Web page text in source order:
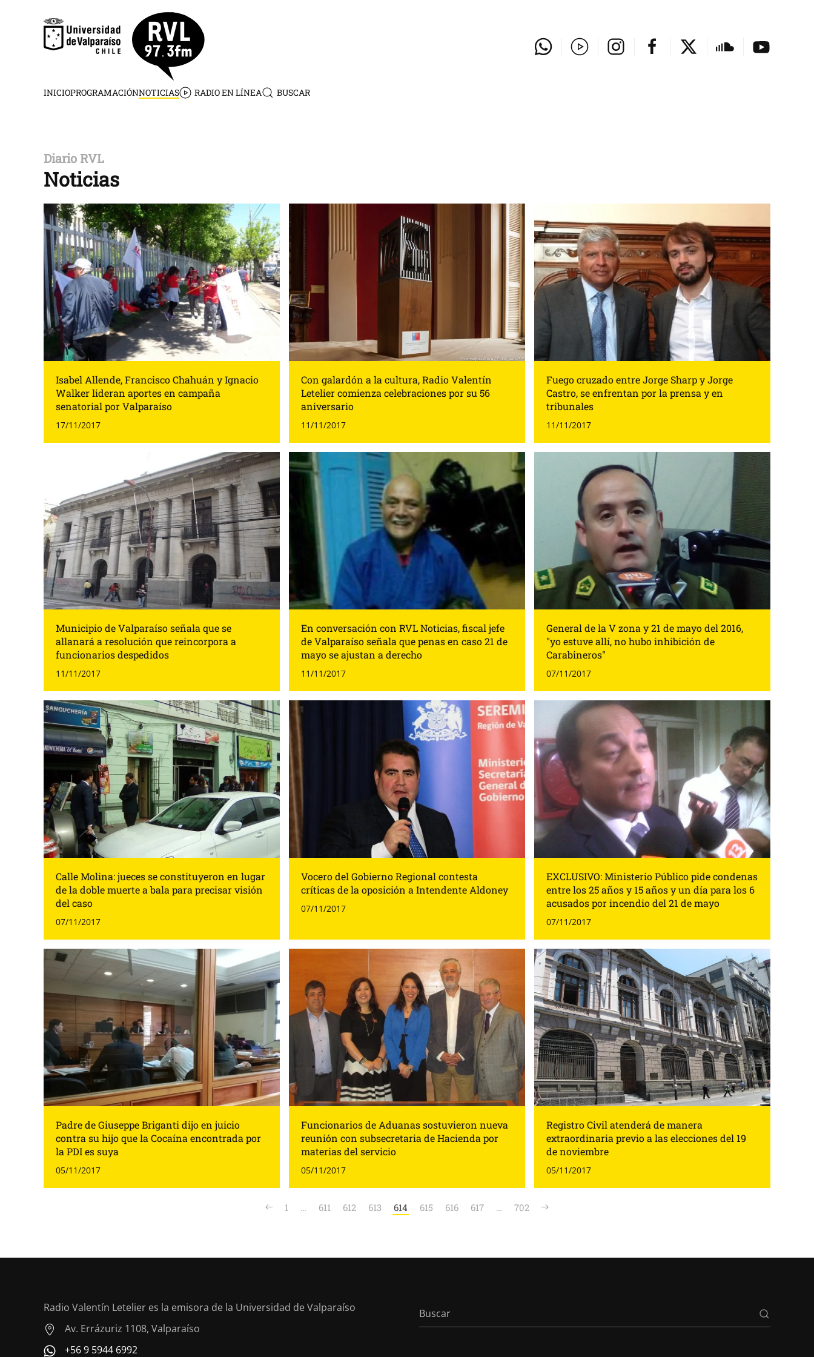
Skip to main content
INICIOPROGRAMACIÓNNOTICIAS RADIO EN LÍNEA BUSCAR
Diario RVL
Noticias
Isabel Allende, Francisco Chahuán y Ignacio
Walker lideran aportes en campaña
senatorial por Valparaíso
17/11/2017
Con galardón a la cultura, Radio Valentín
Letelier comienza celebraciones por su 56
aniversario
11/11/2017
Fuego cruzado entre Jorge Sharp y Jorge
Castro, se enfrentan por la prensa y en
tribunales
11/11/2017
Municipio de Valparaíso señala que se
allanará a resolución que reincorpora a
funcionarios despedidos
11/11/2017
En conversación con RVL Noticias, fiscal jefe
de Valparaíso señala que penas en caso 21 de
mayo se ajustan a derecho
11/11/2017
General de la V zona y 21 de mayo del 2016,
"yo estuve allí, no hubo inhibición de
Carabineros"
07/11/2017
Calle Molina: jueces se constituyeron en lugar
de la doble muerte a bala para precisar visión
del caso
07/11/2017
Vocero del Gobierno Regional contesta
críticas de la oposición a Intendente Aldoney
07/11/2017
EXCLUSIVO: Ministerio Público pide condenas
entre los 25 años y 15 años y un día para los 6
acusados por incendio del 21 de mayo
07/11/2017
Padre de Giuseppe Briganti dijo en juicio
contra su hijo que la Cocaína encontrada por
la PDI es suya
05/11/2017
Funcionarios de Aduanas sostuvieron nueva
reunión con subsecretaria de Hacienda por
materias del servicio
05/11/2017
Registro Civil atenderá de manera
extraordinaria previo a las elecciones del 19
de noviembre
05/11/2017
1 … 611 612 613 614 615 616 617 … 702
Radio Valentín Letelier es la emisora de la Universidad de Valparaíso
Av. Errázuriz 1108, Valparaíso
+56 9 5944 6992